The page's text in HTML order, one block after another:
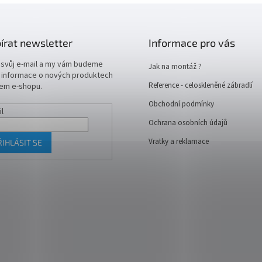
newsletter
e-mail a my vám budeme
o nových produktech
e-shopu.
SE
Informace pro vás
Jak na montáž ?
Reference - celoskleněné zábradlí
Obchodní podmínky
Ochrana osobních údajů
Vratky a reklamace